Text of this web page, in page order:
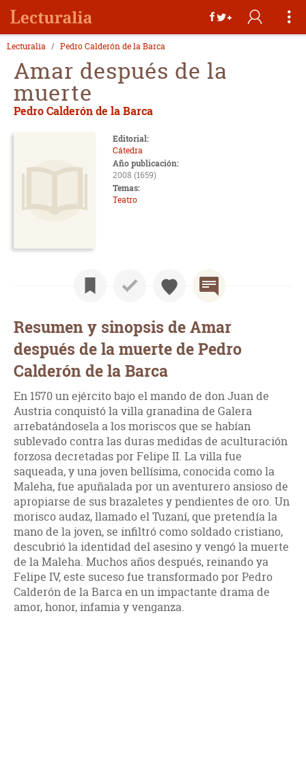
Lecturalia Pedro Calderón de la Barca
Amar después de la
muerte
Pedro Calderón de la Barca
Editorial:
Cátedra
Año publicación:
2008 (1659)
Temas:
Teatro
Resumen y sinopsis de Amar
después de la muerte de Pedro
Calderón de la Barca
En 1570 un ejército bajo el mando de don Juan de
Austria conquistó la villa granadina de Galera
arrebatándosela a los moriscos que se habían
sublevado contra las duras medidas de aculturación
forzosa decretadas por Felipe II. La villa fue
saqueada, y una joven bellísima, conocida como la
Maleha, fue apuñalada por un aventurero ansioso de
apropiarse de sus brazaletes y pendientes de oro. Un
morisco audaz, llamado el Tuzaní, que pretendía la
mano de la joven, se infiltró como soldado cristiano,
descubrió la identidad del asesino y vengó la muerte
de la Maleha. Muchos años después, reinando ya
Felipe IV, este suceso fue transformado por Pedro
Calderón de la Barca en un impactante drama de
amor, honor, infamia y venganza.